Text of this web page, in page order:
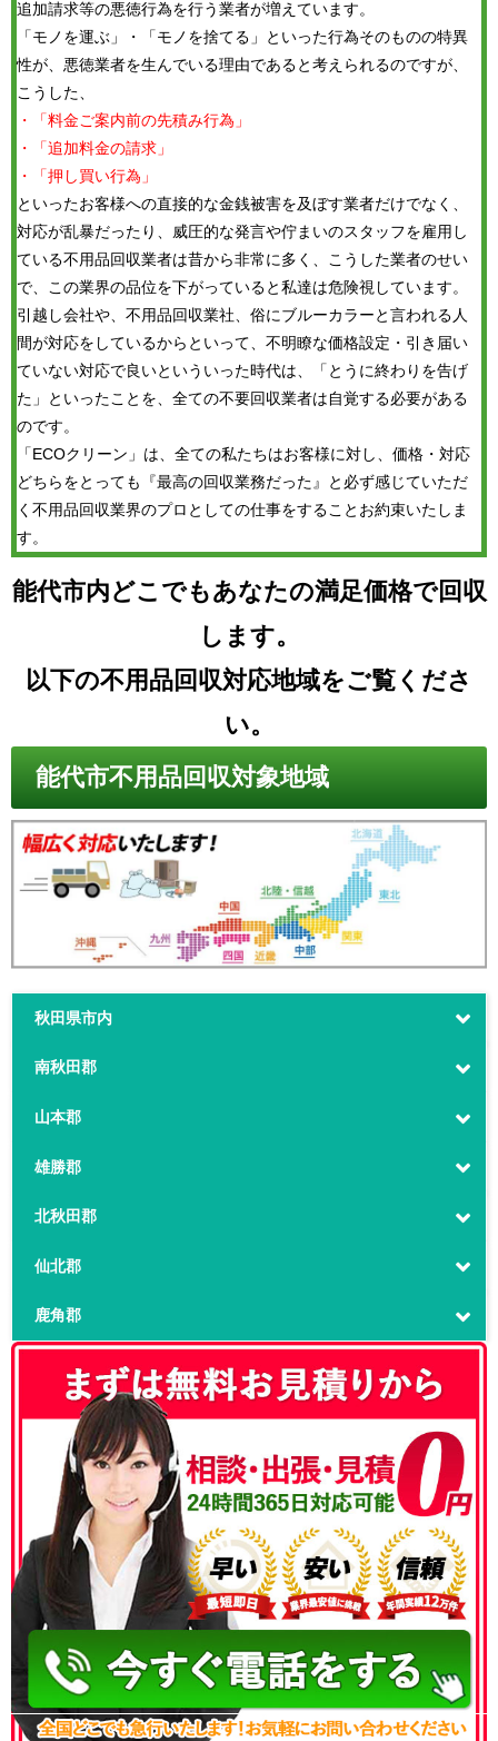
追加請求等の悪徳行為を行う業者が増えています。
「モノを運ぶ」・「モノを捨てる」といった行為そのものの特異
性が、悪徳業者を生んでいる理由であると考えられるのですが、
こうした、
・「料金ご案内前の先積み行為」
・「追加料金の請求」
・「押し買い行為」
といったお客様への直接的な金銭被害を及ぼす業者だけでなく、
対応が乱暴だったり、威圧的な発言や佇まいのスタッフを雇用し
ている不用品回収業者は昔から非常に多く、こうした業者のせい
で、この業界の品位を下がっていると私達は危険視しています。
引越し会社や、不用品回収業社、俗にブルーカラーと言われる人
間が対応をしているからといって、不明瞭な価格設定・引き届い
ていない対応で良いといういった時代は、「とうに終わりを告げ
た」といったことを、全ての不要回収業者は自覚する必要がある
のです。
「ECOクリーン」は、全ての私たちはお客様に対し、価格・対応
どちらをとっても『最高の回収業務だった』と必ず感じていただ
く不用品回収業界のプロとしての仕事をすることお約束いたしま
す。
能代市内どこでもあなたの満足価格で回収
します。
以下の不用品回収対応地域をご覧くださ
い。
能代市不用品回収対象地域
秋田県市内
南秋田郡
山本郡
雄勝郡
北秋田郡
仙北郡
鹿角郡
050-3186-4780